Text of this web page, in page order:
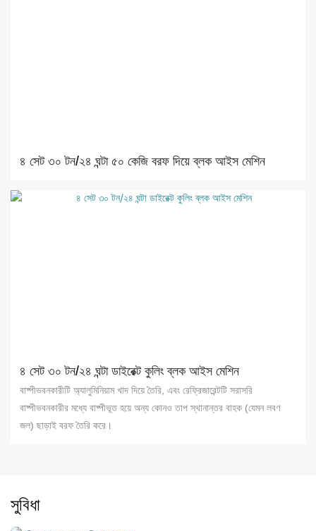
৪ সেট ৩০ টন/২৪ ঘন্টা ৫০ কেজি বরফ দিয়ে ব্লক আইস মেশিন
৪ সেট ৩০ টন/২৪ ঘন্টা ডাইরেক্ট কুলিং ব্লক আইস মেশিন
বাষ্পীভবনকারীটি অ্যালুমিনিয়াম খাদ দিয়ে তৈরি, এবং রেফ্রিজারেন্টটি সরাসরি
বাষ্পীভবনকারীর মধ্যে বাষ্পীভূত হয়ে অন্য কোনও তাপ স্থানান্তর বাহক (যেমন লবণ
জল) ছাড়াই বরফ তৈরি করে।
সুবিধা